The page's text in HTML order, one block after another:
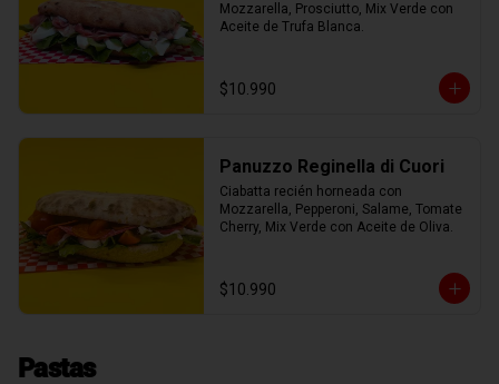
Mozzarella, Prosciutto, Mix Verde con
Aceite de Trufa Blanca.
$10.990
Panuzzo Reginella di Cuori
Ciabatta recién horneada con
Mozzarella, Pepperoni, Salame, Tomate
Cherry, Mix Verde con Aceite de Oliva.
$10.990
Pastas